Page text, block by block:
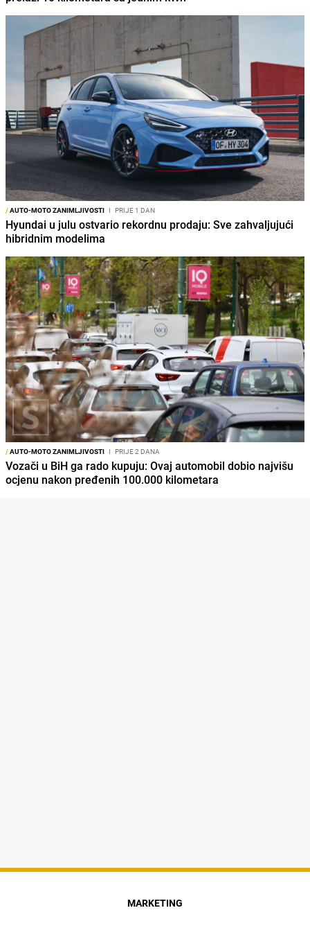
/AUTO-MOTO ZANIMLJIVOSTI I PRIJE 1 DAN
Hyundai u julu ostvario rekordnu prodaju: Sve zahvaljujući
hibridnim modelima
/AUTO-MOTO ZANIMLJIVOSTI I PRIJE 2 DANA
Vozači u BiH ga rado kupuju: Ovaj automobil dobio najvišu
ocjenu nakon pređenih 100.000 kilometara
MARKETING